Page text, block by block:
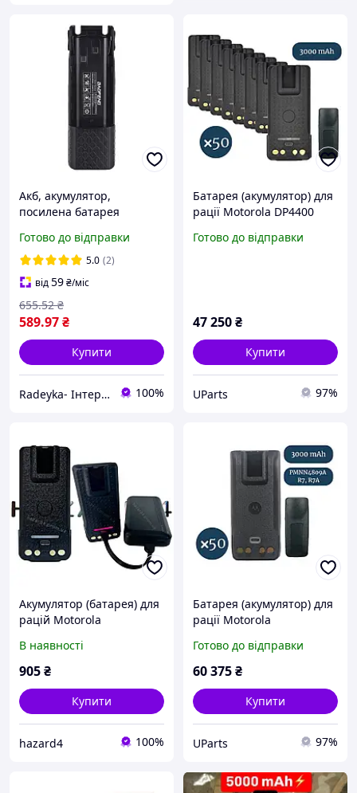
Акб, акумулятор,
посилена батарея
Baofeng UV-82 3800mAh!
Готово до відправки
5.0 (2)
від59₴/міс
589.97₴
655.52 ₴
Купити
Radeyka- Інтернет магазин рацій та аксесуарів 100%
Батарея (акумулятор) для
рації Motorola DP4400
type-c 50 шт.
Готово до відправки
47 250₴
Купити
UParts 97%
Акумулятор (батарея) для
рацій Motorola
3000 мАг, з USB Type-C
(PMNN4493)
В наявності
905₴
Купити
hazard4 100%
Батарея (акумулятор) для
рації Motorola
mAh) type-c - 50 шт
Готово до відправки
60 375₴
Купити
UParts 97%